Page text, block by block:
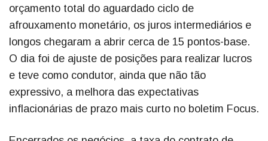
orçamento total do aguardado ciclo de
afrouxamento monetário, os juros intermediários e
longos chegaram a abrir cerca de 15 pontos-base.
O dia foi de ajuste de posições para realizar lucros
e teve como condutor, ainda que não tão
expressivo, a melhora das expectativas
inflacionárias de prazo mais curto no boletim Focus.